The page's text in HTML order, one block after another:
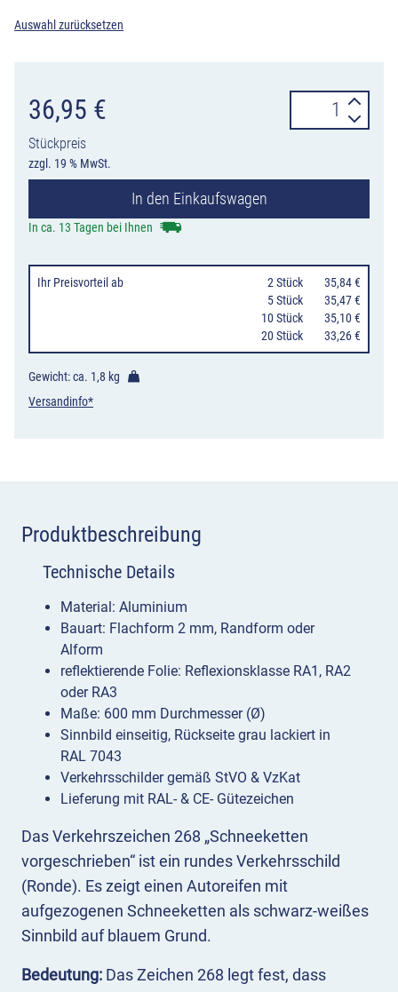
Auswahl zurücksetzen
36,95 €
Stückpreis
zzgl. 19 % MwSt.
268
vorgeschrieben
In den Einkaufswagen
In ca. 13 Tagen bei Ihnen
Ihr Preisvorteil ab 2 Stück
35,84 €
5 Stück
35,47 €
10 Stück
35,10 €
20 Stück
33,26 €
Gewicht: ca. 1,8 kg
Versandinfo*
Produktbeschreibung
Das Verkehrszeichen 268 „Schneeketten
vorgeschrieben“ ist ein rundes Verkehrsschild
(Ronde). Es zeigt einen Autoreifen mit
aufgezogenen Schneeketten als schwarz-weißes
Sinnbild auf blauem Grund.
Bedeutung: Das Zeichen 268 legt fest, dass
Technische Details
Material: Aluminium
Bauart: Flachform 2 mm, Randform oder
Alform
reflektierende Folie: Reflexionsklasse RA1, RA2
oder RA3
Maße: 600 mm Durchmesser (Ø)
Sinnbild einseitig, Rückseite grau lackiert in
RAL 7043
Verkehrsschilder gemäß StVO & VzKat
Lieferung mit RAL- & CE- Gütezeichen